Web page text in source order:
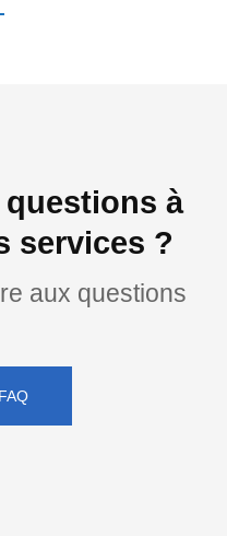
questions à
services ?
aux questions